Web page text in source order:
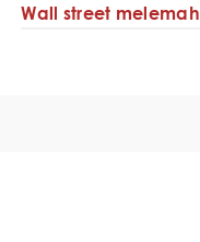
Wall street melemah